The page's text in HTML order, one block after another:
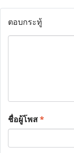
ตอบกระทู้
ชื่อผู้โพส*